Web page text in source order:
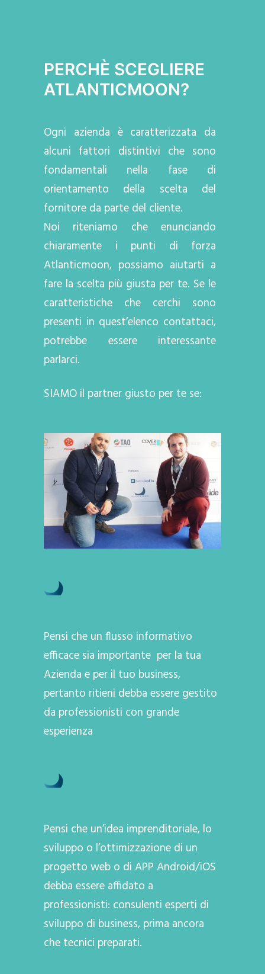
PERCHÈ SCEGLIERE
ATLANTICMOON?
Ogni azienda è caratterizzata da
alcuni fattori distintivi che sono
fondamentali nella fase di
orientamento della scelta del
fornitore da parte del cliente.
Noi riteniamo che enunciando
chiaramente i punti di forza
Atlanticmoon, possiamo aiutarti a
fare la scelta più giusta per te. Se le
caratteristiche che cerchi sono
presenti in quest’elenco contattaci,
potrebbe essere interessante
parlarci.
SIAMO il partner giusto per te se:
Pensi che un flusso informativo
efficace sia importante per la tua
Azienda e per il tuo business,
pertanto ritieni debba essere gestito
da professionisti con grande
esperienza
Pensi che un’idea imprenditoriale, lo
sviluppo o l’ottimizzazione di un
progetto web o di APP Android/iOS
debba essere affidato a
professionisti: consulenti esperti di
sviluppo di business, prima ancora
che tecnici preparati.